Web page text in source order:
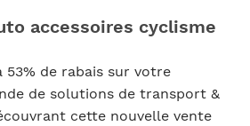
accessoires cyclisme
53% de rabais sur votre
de solutions de transport &
cette nouvelle vente